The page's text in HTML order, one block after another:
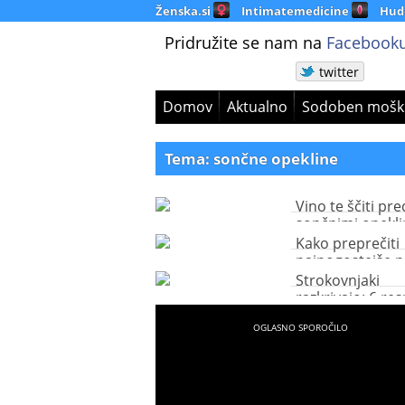
Ženska.si Intimatemedicine
Pridružite se nam na
twitter
Domov Aktualno Sodoben
Tema: sončne opekline
Vino te ščiti
sončnimi
Kako preprečiti
najpogostejše
bolezni?
Strokovnjaki
razkrivajo: 6